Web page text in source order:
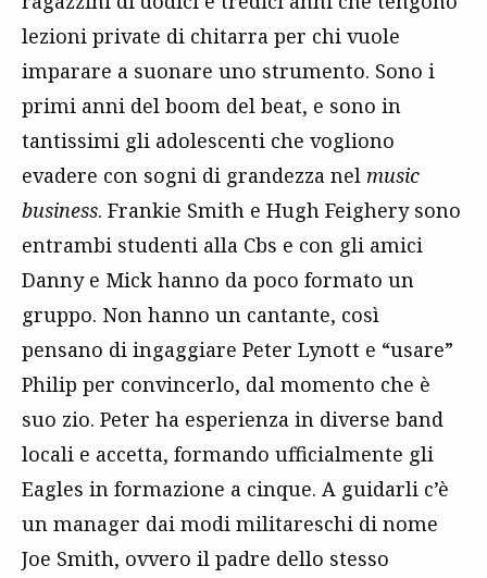
lezioni private di chitarra per chi vuole
imparare a suonare uno strumento. Sono i
primi anni del boom del beat, e sono in
tantissimi gli adolescenti che vogliono
evadere con sogni di grandezza nel music
business. Frankie Smith e Hugh Feighery sono
entrambi studenti alla Cbs e con gli amici
Danny e Mick hanno da poco formato un
gruppo. Non hanno un cantante, così
pensano di ingaggiare Peter Lynott e “usare”
Philip per convincerlo, dal momento che è
suo zio. Peter ha esperienza in diverse band
locali e accetta, formando ufficialmente gli
Eagles in formazione a cinque. A guidarli c’è
un manager dai modi militareschi di nome
Joe Smith, ovvero il padre dello stesso